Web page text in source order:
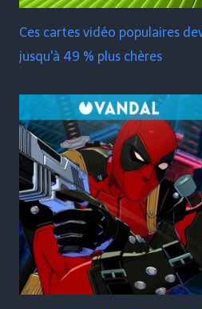
Ces cartes vidéo populaires
jusqu'à 49 % plus chères